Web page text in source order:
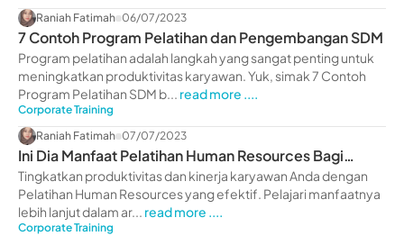
Raniah Fatimah 06/07/2023
7 Contoh Program Pelatihan dan Pengembangan SDM
Program pelatihan adalah langkah yang sangat penting untuk
meningkatkan produktivitas karyawan. Yuk, simak 7 Contoh
Program Pelatihan SDM b... read more ....
Corporate Training
Raniah Fatimah 07/07/2023
Ini Dia Manfaat Pelatihan Human Resources Bagi
Perusahaan
Tingkatkan produktivitas dan kinerja karyawan Anda dengan
Pelatihan Human Resources yang efektif. Pelajari manfaatnya
lebih lanjut dalam ar... read more ....
Corporate Training